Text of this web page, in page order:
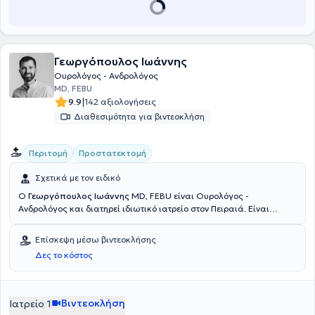
Γεωργόπουλος Ιωάννης
Ουρολόγος - Ανδρολόγος
MD, FEBU
9.9|142 αξιολογήσεις
Διαθεσιμότητα για βιντεοκλήση
Περιτομή Προστατεκτομή
Σχετικά με τον ειδικό
Ο Γεωργόπουλος Ιωάννης MD, FEBU είναι Ουρολόγος -
Ανδρολόγος και διατηρεί ιδιωτικό ιατρείο στον Πειραιά. Είναι
Πανεπιστημίου Αθηνών με ειδίκευση στην Ουρολογία από την
Ουρολογική Κλινική του Πανεπιστημιακού Γενικού Νοσοκομείου
Ηρακλείου Κρήτης και την Ουρολογική Κλινική του Γενικού
Νοσοκομείου Ρόδου. Παράλληλα με το ιδιωτικό ιατρείο του είναι
Mykonos Health Spot και του Γενικού Νοσοκομείου Αίγινας "Άγιος
Διονύσιος". Τέλος, ο γιατρός είναι Fellow of European Board of
Επίσκεψη μέσω βιντεοκλήσης
Δες το κόστος
Ιατρείο 1 Βιντεοκλήση